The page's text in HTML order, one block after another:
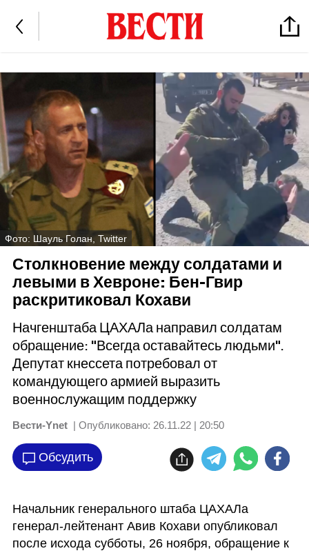
Фото: Шауль Голан, Twitter
Столкновение между солдатами и
левыми в Хевроне: Бен-Гвир
раскритиковал Кохави
Начгенштаба ЦАХАЛа направил солдатам
обращение: "Всегда оставайтесь людьми".
Депутат кнессета потребовал от
командующего армией выразить
военнослужащим поддержку
Вести-Ynet | Опубликовано: 26.11.22 | 20:50
Обсудить
Начальник генерального штаба ЦАХАЛа
генерал-лейтенант Авив Кохави опубликовал
после исхода субботы, 26 ноября, обращение к